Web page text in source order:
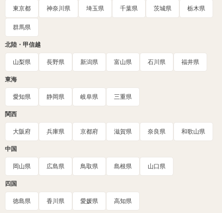
東京都 神奈川県 埼玉県 千葉県 茨城県 栃木県
群馬県
北陸・甲信越
山梨県 長野県 新潟県 富山県 石川県 福井県
東海
愛知県 静岡県 岐阜県 三重県
関西
大阪府 兵庫県 京都府 滋賀県 奈良県 和歌山県
中国
岡山県 広島県 鳥取県 島根県 山口県
四国
徳島県 香川県 愛媛県 高知県